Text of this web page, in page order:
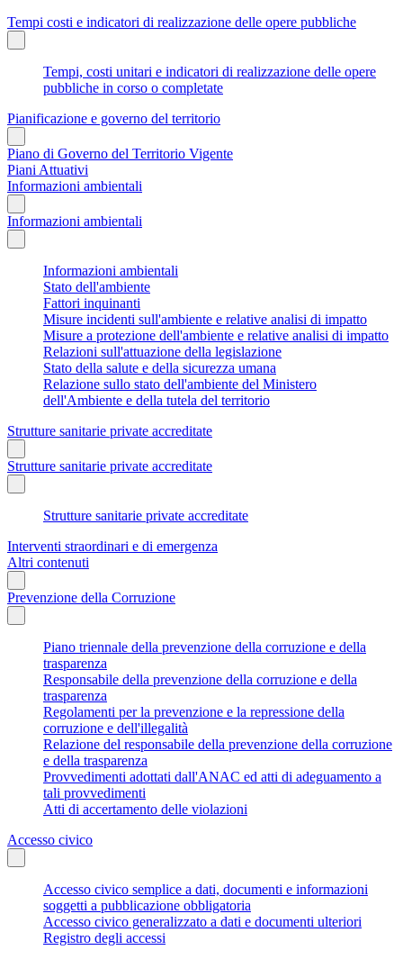
Tempi costi e indicatori di realizzazione delle opere pubbliche
Tempi, costi unitari e indicatori di realizzazione delle opere
pubbliche in corso o completate
Pianificazione e governo del territorio
Piano di Governo del Territorio Vigente
Piani Attuativi
Informazioni ambientali
Informazioni ambientali
Informazioni ambientali
Stato dell'ambiente
Fattori inquinanti
Misure incidenti sull'ambiente e relative analisi di impatto
Misure a protezione dell'ambiente e relative analisi di impatto
Relazioni sull'attuazione della legislazione
Stato della salute e della sicurezza umana
Relazione sullo stato dell'ambiente del Ministero
dell'Ambiente e della tutela del territorio
Strutture sanitarie private accreditate
Strutture sanitarie private accreditate
Strutture sanitarie private accreditate
Interventi straordinari e di emergenza
Altri contenuti
Prevenzione della Corruzione
Piano triennale della prevenzione della corruzione e della
trasparenza
Responsabile della prevenzione della corruzione e della
trasparenza
Regolamenti per la prevenzione e la repressione della
corruzione e dell'illegalità
Relazione del responsabile della prevenzione della corruzione
e della trasparenza
Provvedimenti adottati dall'ANAC ed atti di adeguamento a
tali provvedimenti
Atti di accertamento delle violazioni
Accesso civico
Accesso civico semplice a dati, documenti e informazioni
soggetti a pubblicazione obbligatoria
Accesso civico generalizzato a dati e documenti ulteriori
Registro degli accessi